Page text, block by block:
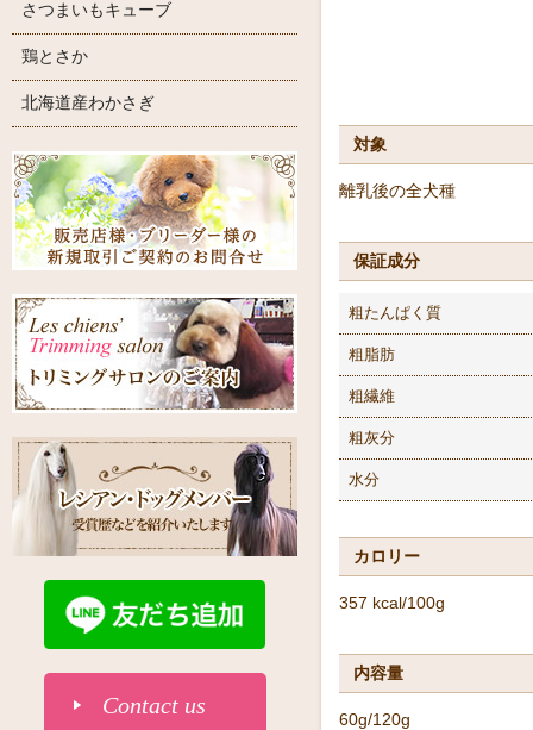
対象
離乳後の全犬種
保証成分
粗たんぱく質
粗脂肪
粗繊維
粗灰分
水分
カロリー
357 kcal/100g
内容量
60g/120g
さつまいもキューブ
鶏とさか
北海道産わかさぎ
Contact us